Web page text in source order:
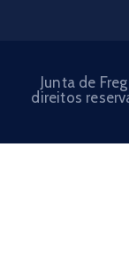
Junta de
direitos